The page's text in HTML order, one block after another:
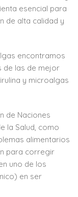
esencial para
de alta calidad y
encontramos
de las de mejor
y microalgas
de Naciones
la Salud, como
alimentarios
para corregir
uno de los
en ser